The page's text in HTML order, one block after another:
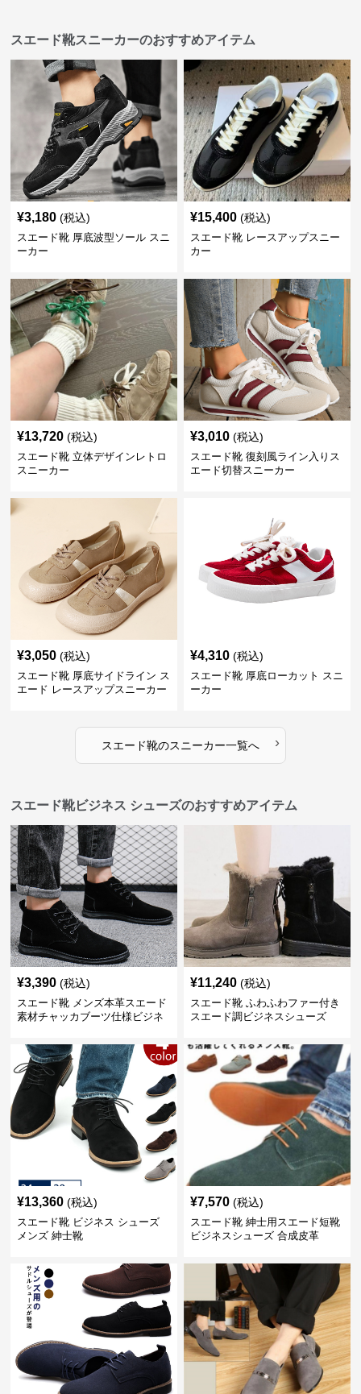
スエード靴スニーカーのおすすめアイテム
¥3,180 (税込)
スエード靴 厚底波型ソール スニ
ーカー
¥15,400 (税込)
スエード靴 レースアップスニー
カー
¥13,720 (税込)
スエード靴 立体デザインレトロ
スニーカー
¥3,010 (税込)
スエード靴 復刻風ライン入りス
エード切替スニーカー
¥3,050 (税込)
スエード靴 厚底サイドライン ス
エード レースアップスニーカー
¥4,310 (税込)
スエード靴 厚底ローカット スニ
ーカー
スエード靴のスニーカー一覧へ ›
スエード靴ビジネス シューズのおすすめアイテム
¥3,390 (税込)
スエード靴 メンズ本革スエード
素材チャッカブーツ仕様ビジネ
¥11,240 (税込)
スエード靴 ふわふわファー付き
スエード調ビジネスシューズ
¥13,360 (税込)
スエード靴 ビジネス シューズ
メンズ 紳士靴
¥7,570 (税込)
スエード靴 紳士用スエード短靴
ビジネスシューズ 合成皮革